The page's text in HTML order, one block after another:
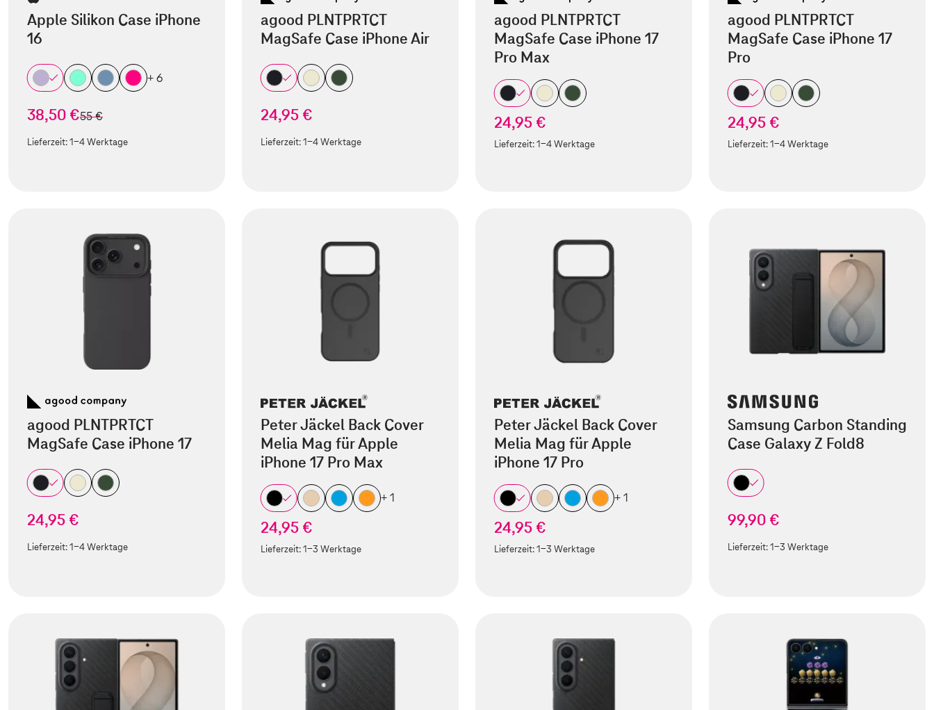
Apple Silikon Case iPhone
16
+ 6
38,50 €statt
55 €
Lieferzeit:1-4 Werktage
agood PLNTPRTCT
MagSafe Case iPhone Air
24,95 €
Lieferzeit:1-4 Werktage
agood PLNTPRTCT
MagSafe Case iPhone 17
Pro Max
24,95 €
Lieferzeit:1-4 Werktage
agood PLNTPRTCT
MagSafe Case iPhone 17
Pro
24,95 €
Lieferzeit:1-4 Werktage
agood PLNTPRTCT
MagSafe Case iPhone 17
24,95 €
Lieferzeit:1-4 Werktage
Peter Jäckel Back Cover
Melia Mag für Apple
iPhone 17 Pro Max
+ 1
24,95 €
Lieferzeit:1-3 Werktage
Peter Jäckel Back Cover
Melia Mag für Apple
iPhone 17 Pro
+ 1
24,95 €
Lieferzeit:1-3 Werktage
Samsung Carbon Standing
Case Galaxy Z Fold8
99,90 €
Lieferzeit:1-3 Werktage